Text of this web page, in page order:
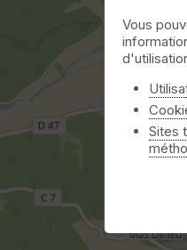
Vous
Sites